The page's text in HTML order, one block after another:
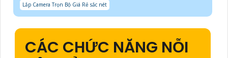
Lắp Camera Trọn Bộ Giá Rẻ sắc nét
CÁC CHỨC NĂNG NỖI